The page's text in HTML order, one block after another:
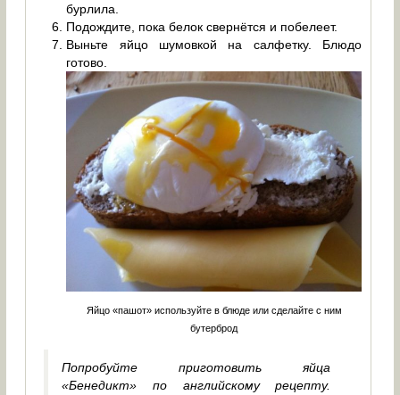
бурлила.
Подождите, пока белок свернётся и побелеет.
Выньте яйцо шумовкой на салфетку. Блюдо
готово.
Яйцо «пашот» используйте в блюде или сделайте с ним
бутерброд
Попробуйте приготовить яйца
«Бенедикт» по английскому рецепту.